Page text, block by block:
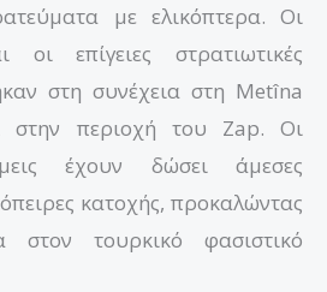
με ελικόπτερα. Οι
οι επίγειες στρατιωτικές
στη συνέχεια στη Metîna
στην περιοχή του Zap. Οι
έχουν δώσει άμεσες
κατοχής, προκαλώντας
στον τουρκικό φασιστικό